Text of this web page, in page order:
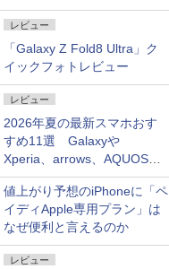
屋のメニュー並みの薄さ」
レビュー
「Galaxy Z Fold8 Ultra」ク
イックフォトレビュー
レビュー
2026年夏の最新スマホおす
すめ11選 Galaxyや
Xperia、arrows、AQUOSな
ど注目機種の特徴は
値上がり予想のiPhoneに「ペ
イディApple専用プラン」は
なぜ便利と言えるのか
レビュー